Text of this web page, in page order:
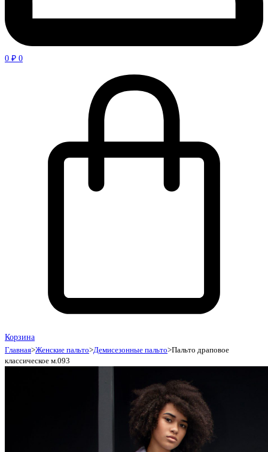
0 ₽ 0
Корзина
Главная>Женские пальто>Демисезонные пальто>Пальто драповое
классическое м.093